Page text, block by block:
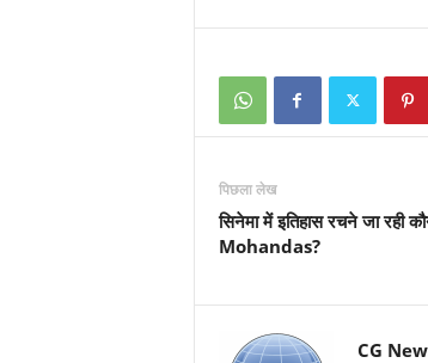
पिछला लेख
सिनेमा में इतिहास रचने जा रही
Mohandas?
CG